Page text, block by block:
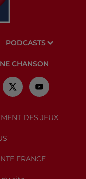
PODCASTS
CHANSON
DES JEUX
FRANCE